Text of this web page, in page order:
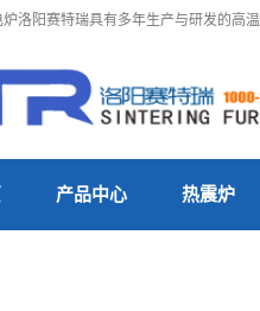
洛阳赛特瑞具有多年生产与研发的高
产品中心 热震炉